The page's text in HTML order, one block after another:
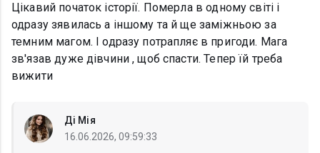
Цікавий початок історії. Померла в одному світі і
одразу зявилась а іншому та й ще заміжньою за
темним магом. І одразу потрапляє в пригоди. Мага
зв'язав дуже дівчини , щоб спасти. Тепер їй треба
вижити
Ді Мія
16.06.2026, 09:59:33